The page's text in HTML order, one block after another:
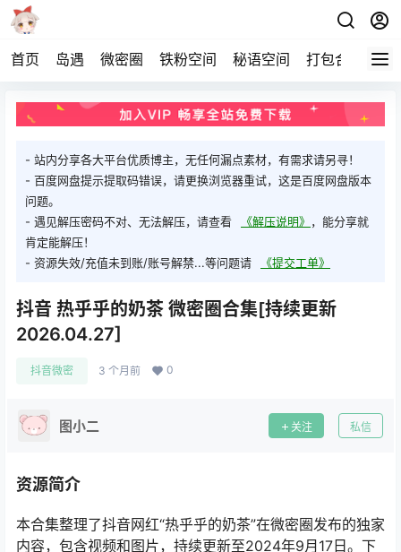
首页 岛遇 微密圈 铁粉空间 秘语空间 打包合集 关
- 站内分享各大平台优质博主，无任何漏点素材，有需求请另寻！
- 百度网盘提示提取码错误，请更换浏览器重试，这是百度网盘版本
问题。
- 遇见解压密码不对、无法解压，请查看
《解压说明》 ，能分享就
肯定能解压！
- 资源失效/充值未到账/账号解禁...等问题请
《提交工单》
抖音 热乎乎的奶茶 微密圈合集[持续更新
2026.04.27]
抖音微密 3 个月前 0
图小二 关注 私信
资源简介
本合集整理了抖音网红“热乎乎的奶茶”在微密圈发布的独家
内容，包含视频和图片，持续更新至2024年9月17日。下